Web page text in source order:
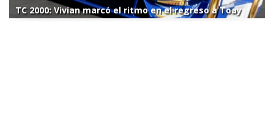
TC 2000: Vivian marcó el ritmo en el regreso a Toay